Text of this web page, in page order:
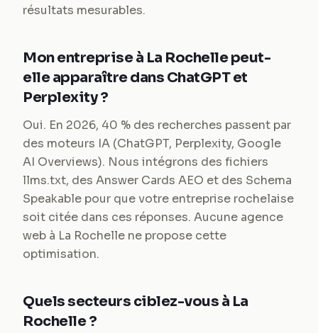
résultats mesurables.
Mon entreprise à La Rochelle peut-
elle apparaître dans ChatGPT et
Perplexity ?
Oui. En 2026, 40 % des recherches passent par
des moteurs IA (ChatGPT, Perplexity, Google
AI Overviews). Nous intégrons des fichiers
llms.txt, des Answer Cards AEO et des Schema
Speakable pour que votre entreprise rochelaise
soit citée dans ces réponses. Aucune agence
web à La Rochelle ne propose cette
optimisation.
Quels secteurs ciblez-vous à La
Rochelle ?